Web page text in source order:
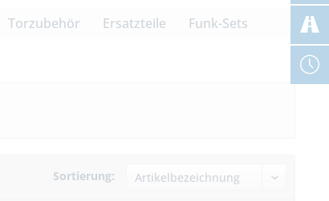
Torzubehör Ersatzteile Funk-Sets
Sortierung: